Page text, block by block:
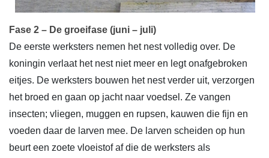
Fase 2 – De groeifase (juni – juli)
De eerste werksters nemen het nest volledig over. De
koningin verlaat het nest niet meer en legt onafgebroken
eitjes. De werksters bouwen het nest verder uit, verzorgen
het broed en gaan op jacht naar voedsel. Ze vangen
insecten; vliegen, muggen en rupsen, kauwen die fijn en
voeden daar de larven mee. De larven scheiden op hun
beurt een zoete vloeistof af die de werksters als